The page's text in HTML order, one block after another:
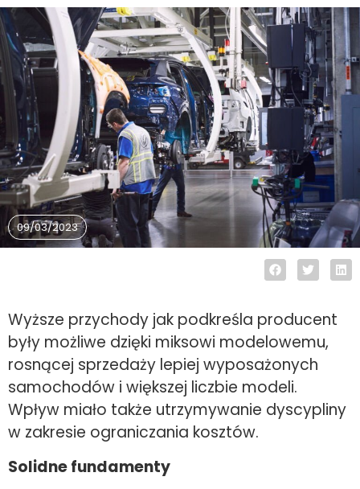
09/03/2023
Wyższe przychody jak podkreśla producent
były możliwe dzięki miksowi modelowemu,
rosnącej sprzedaży lepiej wyposażonych
samochodów i większej liczbie modeli.
Wpływ miało także utrzymywanie dyscypliny
w zakresie ograniczania kosztów.
Solidne fundamenty